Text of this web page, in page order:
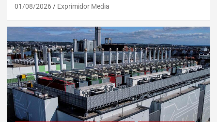
01/08/2026 Exprimidor Media